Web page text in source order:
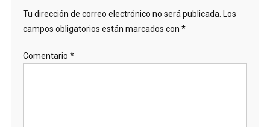
Tu dirección de correo electrónico no será publicada. Los
campos obligatorios están marcados con *
Comentario *